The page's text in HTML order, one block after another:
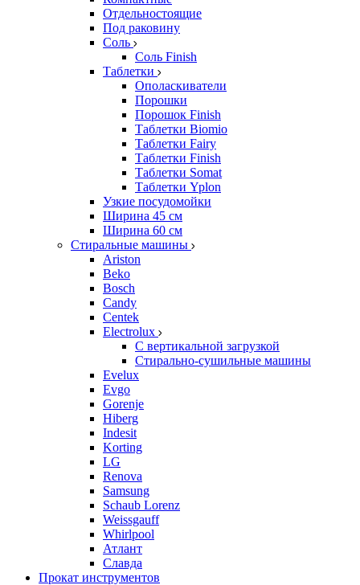
Отдельностоящие
Под раковину
Соль
Соль Finish
Таблетки
Ополаскиватели
Порошки
Порошок Finish
Таблетки Biomio
Таблетки Fairy
Таблетки Finish
Таблетки Somat
Таблетки Yplon
Узкие посудомойки
Ширина 45 см
Ширина 60 см
Стиральные машины
Ariston
Beko
Bosch
Candy
Centek
Electrolux
С вертикальной загрузкой
Стирально-сушильные машины
Evelux
Evgo
Gorenje
Hiberg
Indesit
Korting
LG
Renova
Samsung
Schaub Lorenz
Weissgauff
Whirlpool
Атлант
Славда
Прокат инструментов